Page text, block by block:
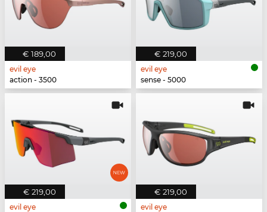
€ 189,00
evil eye
action - 3500
€ 219,00
evil eye
sense - 5000
€ 219,00
evil eye
€ 219,00
evil eye